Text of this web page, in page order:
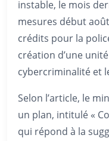
instable, le mois
mesures début
crédits pour la
création d’une
cybercriminalité et
Selon l’article, le
un plan, intitulé «
qui répond à la